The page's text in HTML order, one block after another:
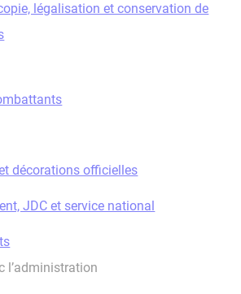
légalisation et conservation de
décorations officielles
JDC et service national
l’administration